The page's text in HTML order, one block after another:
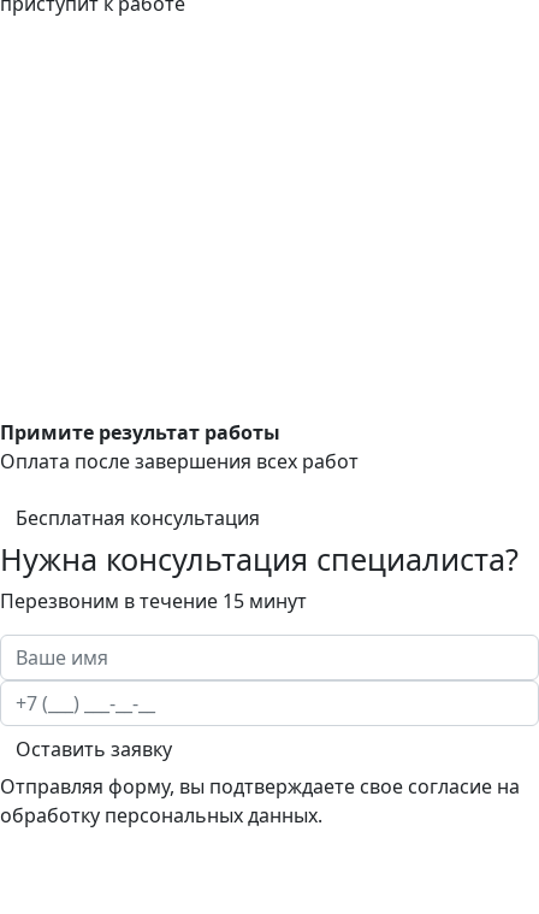
Примите результат работы
Оплата после завершения всех работ
Бесплатная консультация
Нужна консультация специалиста?
Перезвоним в течение 15 минут
Оставить заявку
Отправляя форму, вы подтверждаете свое согласие на
обработку персональных данных.